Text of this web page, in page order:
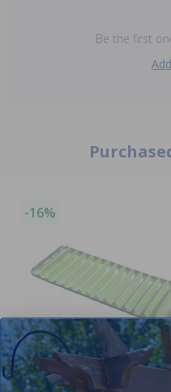
Be the first
-16%
Flotteur de piscine matelas